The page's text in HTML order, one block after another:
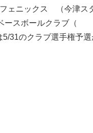
ニックス （今津スタ
ースボールク
31のクラブ選手権予